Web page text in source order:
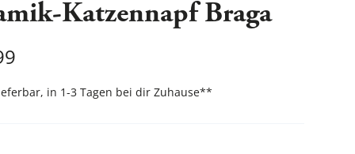
Katzennapf Braga
in 1-3 Tagen bei dir Zuhause**